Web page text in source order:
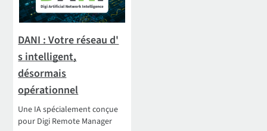
DANI : Votre réseau d'
s intelligent,
désormais
opérationnel
Une IA spécialement conçue
pour Digi Remote Manager